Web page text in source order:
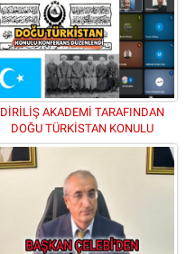
DİRİLİŞ AKADEMİ TARAFINDAN
DOĞU TÜRKİSTAN KONULU
KONFERANS DÜZENLENDİ